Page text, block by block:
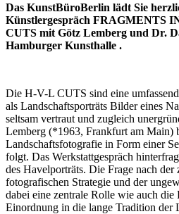
Das KunstBüroBerlin lädt Sie
Künstlergespräch FRAGMENTS
CUTS mit Götz Lemberg und Dr.
Hamburger Kunsthalle .
Die H-V-L CUTS sind eine
als Landschaftsporträts Bilder eines
seltsam vertraut und zugleich
Lemberg (*1963, Frankfurt am Main)
Landschaftsfotografie in Form einer
folgt. Das Werkstattgespräch
des Havelporträts. Die Frage nach der
fotografischen Strategie und der
dabei eine zentrale Rolle wie auch die
Einordnung in die lange Tradition der